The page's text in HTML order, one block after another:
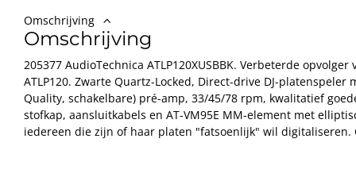
Omschrijving
Omschrijving
205377 AudioTechnica ATLP120XUSBBK. Verbeterde
ATLP120. Zwarte Quartz-Locked, Direct-drive DJ-platenspeler
Quality, schakelbare) pré-amp, 33/45/78 rpm, kwalitatief
stofkap, aansluitkabels en AT-VM95E MM-element met
iedereen die zijn of haar platen "fatsoenlijk" wil digitaliseren.